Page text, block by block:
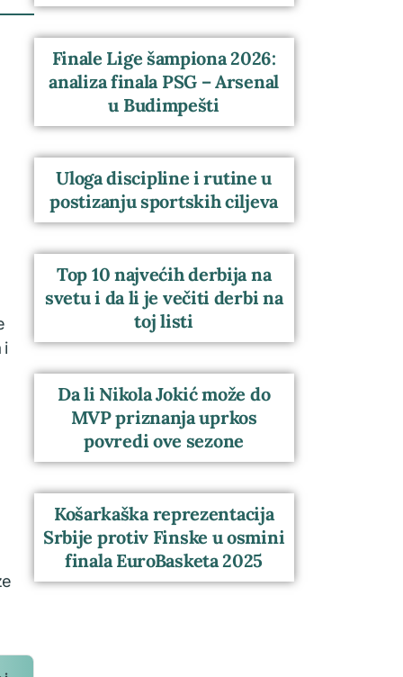
i
Finale Lige šampiona 2026:
analiza finala PSG – Arsenal
u Budimpešti
Uloga discipline i rutine u
postizanju sportskih ciljeva
Top 10 najvećih derbija na
svetu i da li je večiti derbi na
toj listi
Da li Nikola Jokić može do
MVP priznanja uprkos
povredi ove sezone
Košarkaška reprezentacija
Srbije protiv Finske u osmini
finala EuroBasketa 2025